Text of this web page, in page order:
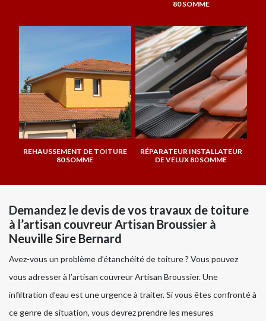
80 SOMME
REHAUSSEMENT DE TOITURE
80 SOMME
RÉPARATEUR INSTALLATEUR
DE VELUX 80 SOMME
Demandez le devis de vos travaux de toiture
à l’artisan couvreur Artisan Broussier à
Neuville Sire Bernard
Avez-vous un problème d’étanchéité de toiture ? Vous pouvez
vous adresser à l’artisan couvreur Artisan Broussier. Une
infiltration d’eau est une urgence à traiter. Si vous êtes confronté à
ce genre de situation, vous devrez prendre les mesures